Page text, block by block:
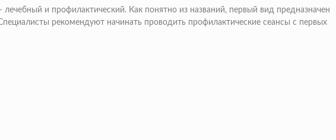
и профилактический. Как понятно из названий, первый вид предназначен
рекомендуют начинать проводить профилактические сеансы с первых